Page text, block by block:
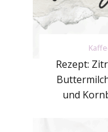
Rezept:
und